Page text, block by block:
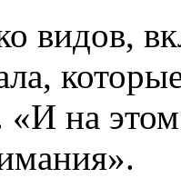
видов,
«И на